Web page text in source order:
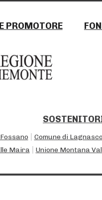
PROMOTORE
| Comune di Lagnasco
Maira | Unione Montana